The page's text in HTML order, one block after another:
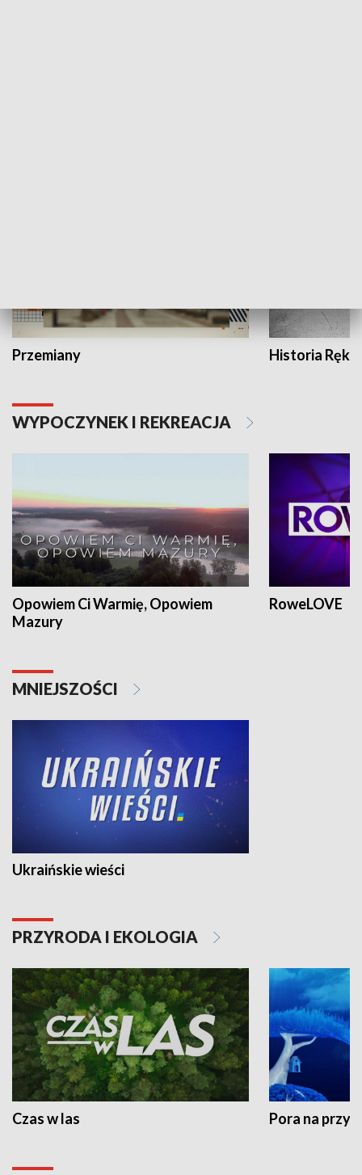
Przemiany Historia Ręką
WYPOCZYNEK I REKREACJA
Opowiem Ci Warmię, Opowiem
Mazury
RoweLOVE
MNIEJSZOŚCI
Ukraińskie wieści
PRZYRODA I EKOLOGIA
Czas w las Pora na